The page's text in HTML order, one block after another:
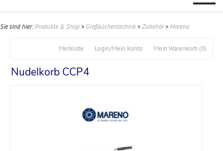
Sie sind hier:Produkte & Shop > Großküchentechnik >Zubehör>Mareno
Mein Warenkorb (0)
Login/Mein Konto
Merkliste
Nudelkorb CCP4